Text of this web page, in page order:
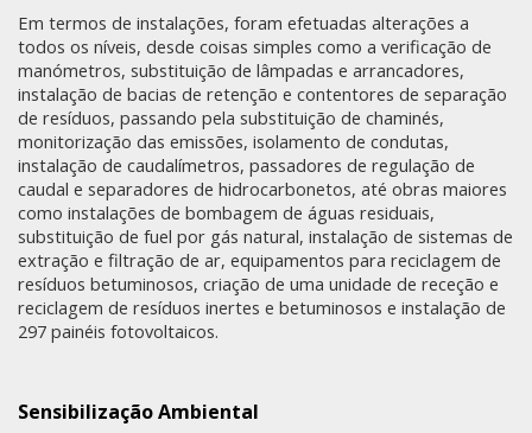
Em termos de instalações, foram efetuadas alterações a
todos os níveis, desde coisas simples como a verificação de
manómetros, substituição de lâmpadas e arrancadores,
instalação de bacias de retenção e contentores de separação
de resíduos, passando pela substituição de chaminés,
monitorização das emissões, isolamento de condutas,
instalação de caudalímetros, passadores de regulação de
caudal e separadores de hidrocarbonetos, até obras maiores
como instalações de bombagem de águas residuais,
substituição de fuel por gás natural, instalação de sistemas de
extração e filtração de ar, equipamentos para reciclagem de
resíduos betuminosos, criação de uma unidade de receção e
reciclagem de resíduos inertes e betuminosos e instalação de
297 painéis fotovoltaicos.
Sensibilização Ambiental